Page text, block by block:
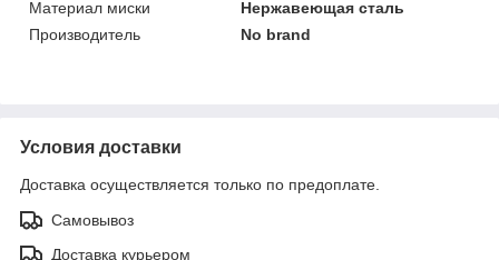
Материал миски
Нержавеющая сталь
Производитель
No brand
Условия доставки
Доставка осуществляется только по предоплате.
Самовывоз
Доставка курьером